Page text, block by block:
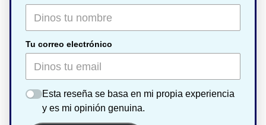
Tu correo electrónico
Esta reseña se basa en mi propia experiencia
y es mi opinión genuina.